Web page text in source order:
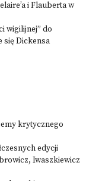
i Flauberta w
wigilijnej” do
się Dickensa
krytycznego
edycji
Iwaszkiewicz